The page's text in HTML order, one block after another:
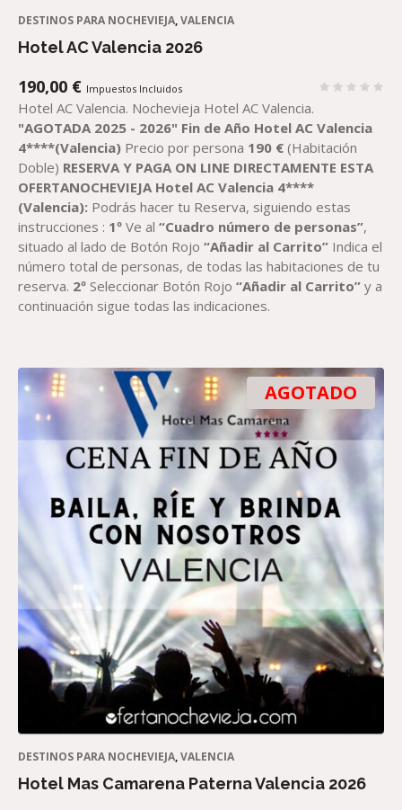
DESTINOS PARA NOCHEVIEJA,VALENCIA
Hotel AC Valencia 2026
190,00 € Impuestos Incluidos
Hotel AC Valencia. Nochevieja Hotel AC Valencia.
"AGOTADA 2025 - 2026" Fin de Año Hotel AC Valencia
4****(Valencia) Precio por persona 190 € (Habitación
Doble) RESERVA Y PAGA ON LINE DIRECTAMENTE ESTA
OFERTANOCHEVIEJA Hotel AC Valencia 4****
(Valencia): Podrás hacer tu Reserva, siguiendo estas
instrucciones : 1º Ve al“Cuadro número de personas”,
situado al lado de Botón Rojo“Añadir al Carrito” Indica el
número total de personas, de todas las habitaciones de tu
reserva. 2º Seleccionar Botón Rojo“Añadir al Carrito” y a
continuación sigue todas las indicaciones.
AGOTADO
DESTINOS PARA NOCHEVIEJA,VALENCIA
Hotel Mas Camarena Paterna Valencia 2026